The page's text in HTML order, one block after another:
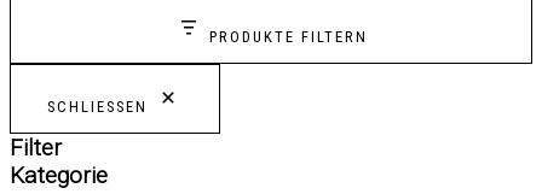
PRODUKTE FILTERN
SCHLIESSEN
Filter
Kategorie